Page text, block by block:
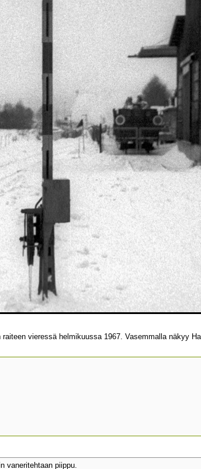
vieressä helmikuussa 1967. Vasemmalla näkyy
vaneritehtaan piippu.